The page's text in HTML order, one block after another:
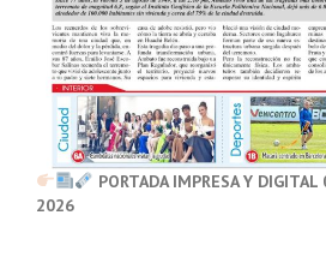
PORTADA IMPRESA Y
2026